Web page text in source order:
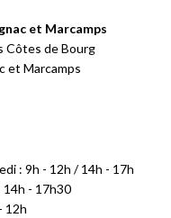
et Marcamps
Côtes de Bourg
et Marcamps
: 9h - 12h / 14h - 17h
14h - 17h30
12h